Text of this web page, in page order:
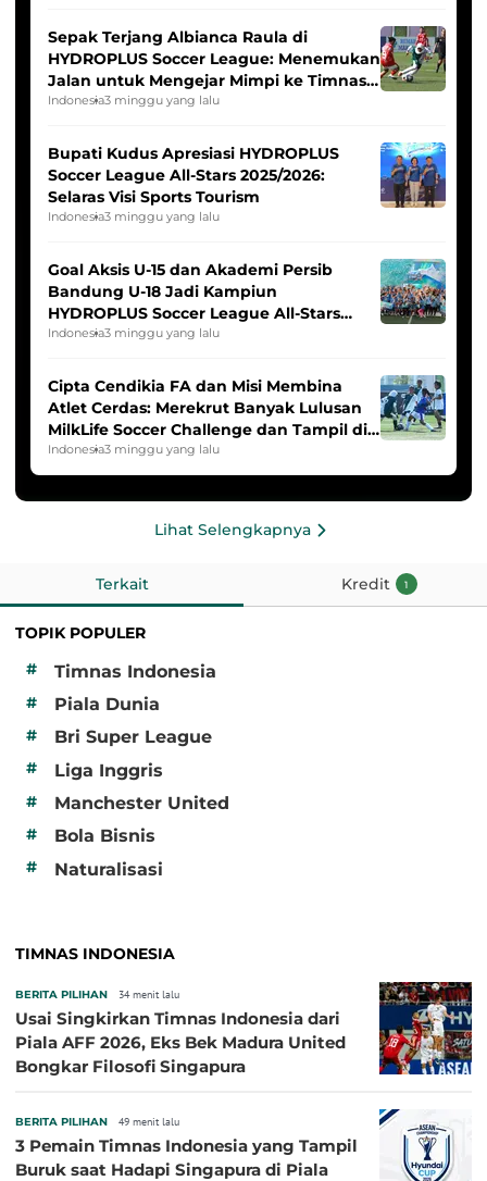
Sepak Terjang Albianca Raula di
HYDROPLUS Soccer League: Menemukan
Jalan untuk Mengejar Mimpi ke Timnas
Indonesia Putri
Indonesia3 minggu yang lalu
Bupati Kudus Apresiasi HYDROPLUS
Soccer League All-Stars 2025/2026:
Selaras Visi Sports Tourism
Indonesia3 minggu yang lalu
Goal Aksis U-15 dan Akademi Persib
Bandung U-18 Jadi Kampiun
HYDROPLUS Soccer League All-Stars
2025/2026
Indonesia3 minggu yang lalu
Cipta Cendikia FA dan Misi Membina
Atlet Cerdas: Merekrut Banyak Lulusan
MilkLife Soccer Challenge dan Tampil di
HYDROPLUS Soccer League
Indonesia3 minggu yang lalu
Lihat Selengkapnya
Terkait Kredit 1
TOPIK POPULER
#
Timnas Indonesia
# Piala Dunia
# Bri Super League
# Liga Inggris
# Manchester United
# Bola Bisnis
# Naturalisasi
TIMNAS INDONESIA
BERITA PILIHAN 34 menit lalu
Usai Singkirkan Timnas Indonesia dari
Piala AFF 2026, Eks Bek Madura United
Bongkar Filosofi Singapura
BERITA PILIHAN 49 menit lalu
3 Pemain Timnas Indonesia yang Tampil
Buruk saat Hadapi Singapura di Piala